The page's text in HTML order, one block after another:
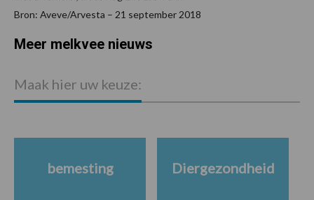
Bron: Aveve/Arvesta – 21 september 2018
Meer melkvee nieuws
Maak hier uw keuze:
bemesting Diergezondheid